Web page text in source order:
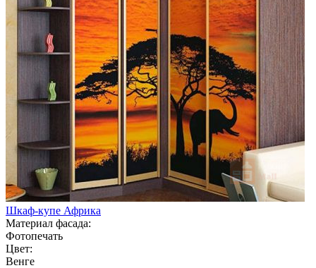
Шкаф-купе Африка
Материал фасада:
Фотопечать
Цвет:
Венге